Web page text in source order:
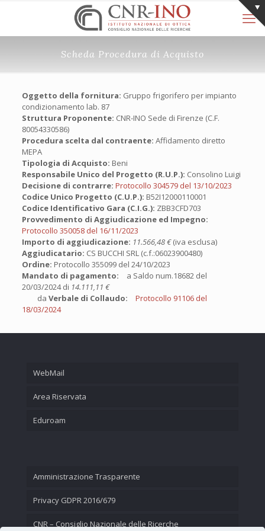
Scheda Procedura di Acquisto
Oggetto della fornitura: Gruppo frigorifero per impianto
condizionamento lab. 87
Struttura Proponente: CNR-INO Sede di Firenze (C.F.
80054330586)
Procedura scelta dal contraente: Affidamento diretto
MEPA
Tipologia di Acquisto: Beni
Responsabile Unico del Progetto (R.U.P.): Consolino Luigi
Decisione di contrarre: Protocollo 304579 del 13/10/2023
Codice Unico Progetto (C.U.P.): B52I12000110001
Codice Identificativo Gara (C.I.G.): ZBB3CFD703
Provvedimento di Aggiudicazione ed Impegno:
Protocollo 350058 del 16/11/2023
Importo di aggiudicazione: 11.566,48 €(iva esclusa)
Aggiudicatario: CS BUCCHI SRL (c.f.:06023900480)
Ordine: Protocollo 355099 del 24/10/2023
Mandato di pagamento: a Saldo num.18682 del
20/03/2024 di 14.111,11 €
da Verbale di Collaudo:
Protocollo 91106 del
18/03/2024
WebMail
Area Riservata
Eduroam
Amministrazione Trasparente
Privacy GDPR 2016/679
CNR – Consiglio Nazionale delle Ricerche